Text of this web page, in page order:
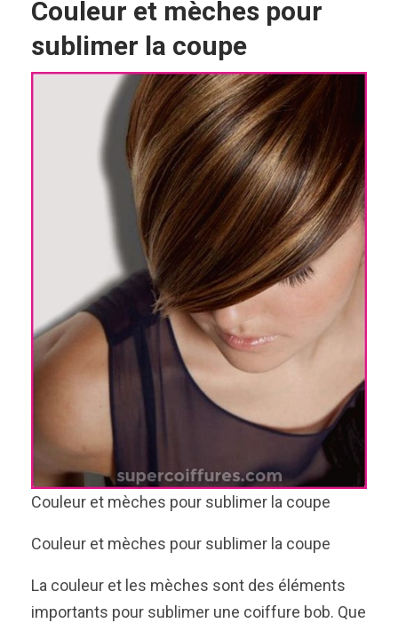
Couleur et mèches pour
sublimer la coupe
Couleur et mèches pour sublimer la coupe
Couleur et mèches pour sublimer la coupe
La couleur et les mèches sont des éléments
importants pour sublimer une coiffure bob. Que